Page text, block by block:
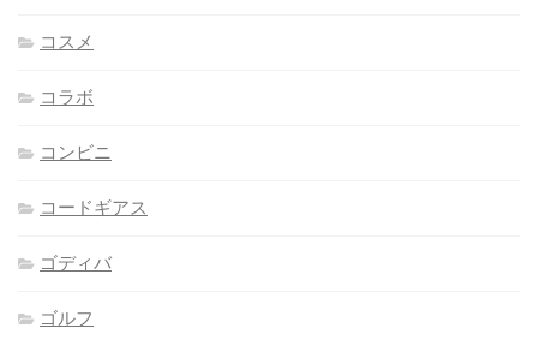
コスメ
コラボ
コンビニ
コードギアス
ゴディバ
ゴルフ